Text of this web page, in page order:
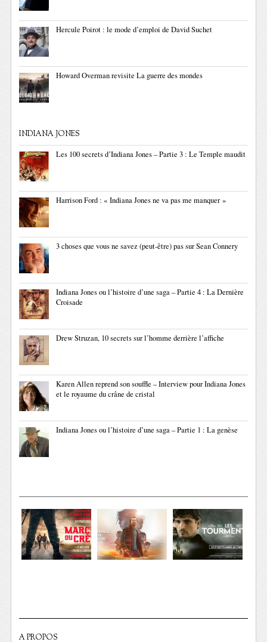
Hercule Poirot : le mode d’emploi de David Suchet
Howard Overman revisite La guerre des mondes
INDIANA JONES
Les 100 secrets d’Indiana Jones – Partie 3 : Le Temple maudit
Harrison Ford : « Indiana Jones ne va pas me manquer »
3 choses que vous ne savez (peut-être) pas sur Sean Connery
Indiana Jones ou l’histoire d’une saga – Partie 4 : La Dernière
Croisade
Drew Struzan, 10 secrets sur l’homme derrière l’affiche
Karen Allen reprend son souffle – Interview pour Indiana Jones
et le royaume du crâne de cristal
Indiana Jones ou l’histoire d’une saga – Partie 1 : La genèse
A PROPOS